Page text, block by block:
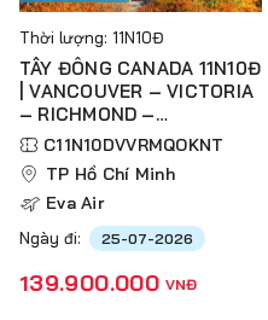
Thời lượng: 11N10Đ
TÂY ĐÔNG CANADA 11N10Đ
| VANCOUVER – VICTORIA
– RICHMOND –
MONTREAL – QUEBEC –
OTTAWA – KINGSTON –
NIAGARA FALLS –
TORONTO
C11N10DVVRMQOKNT
TP Hồ Chí Minh
Eva Air
Ngày đi: 25-07-2026
139.900.000 VNĐ